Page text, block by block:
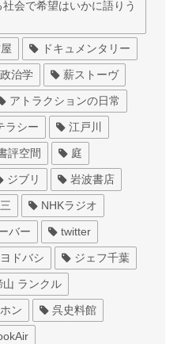
会で希望はいかに語りう
ドキュメンタリー
治学 薪ストーヴ
アトラクションの日常
ラシー 江戸川
評空間 庭
ジブリ 岩波書店
NHKラジオ
バー twitter
ヨドバシ ジェフ千葉
山 ランクル
ン 呉史料館